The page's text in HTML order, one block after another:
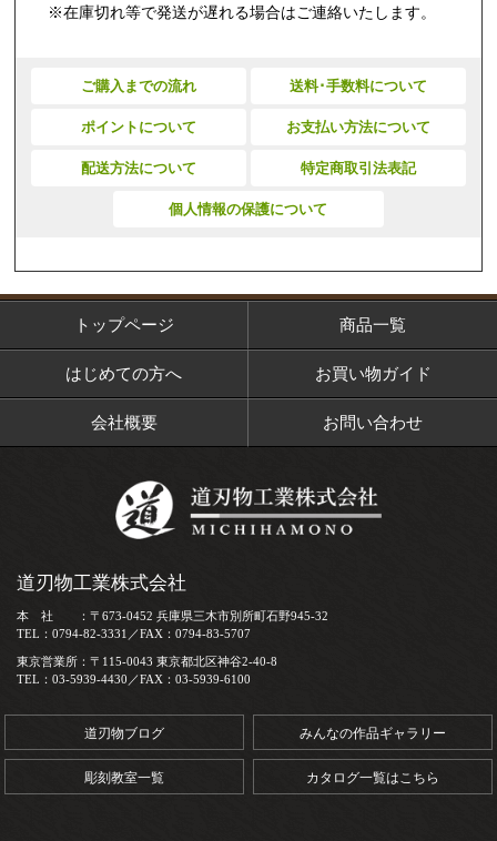
※在庫切れ等で発送が遅れる場合はご連絡いたします。
ご購入までの流れ 送料･手数料について
ポイントについて お支払い方法について
配送方法について 特定商取引法表記
個人情報の保護について
トップページ 商品一覧
はじめての方へ お買い物ガイド
会社概要 お問い合わせ
道刃物工業株式会社
本 社 ：〒673-0452 兵庫県三木市別所町石野945-32
TEL：0794-82-3331／FAX：0794-83-5707
東京営業所：〒115-0043 東京都北区神谷2-40-8
TEL：03-5939-4430／FAX：03-5939-6100
道刃物ブログ みんなの作品ギャラリー
彫刻教室一覧 カタログ一覧はこちら